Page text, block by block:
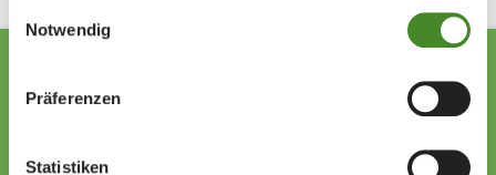
Notwendig
Präferenzen
Statistiken
9494 Schaan